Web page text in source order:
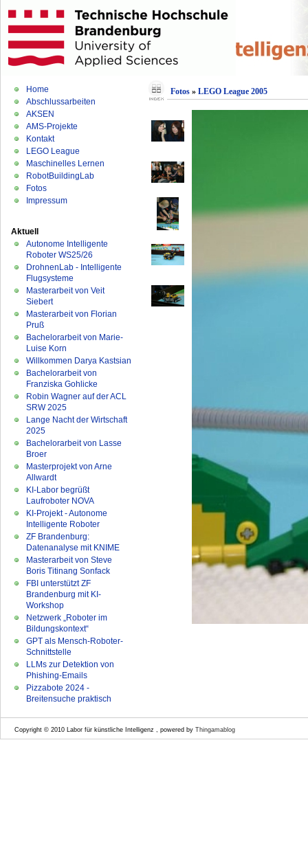
Home
Abschlussarbeiten
AKSEN
AMS-Projekte
Kontakt
LEGO League
Maschinelles Lernen
RobotBuildingLab
Fotos
Impressum
Aktuell
Autonome Intelligente
Roboter WS25/26
DrohnenLab - Intelligente
Flugsysteme
Masterarbeit von Veit
Siebert
Masterarbeit von Florian
Pruß
Bachelorarbeit von Marie-
Luise Korn
Willkommen Darya Kastsian
Bachelorarbeit von
Franziska Gohlicke
Robin Wagner auf der ACL
SRW 2025
Lange Nacht der Wirtschaft
2025
Bachelorarbeit von Lasse
Broer
Masterprojekt von Arne
Allwardt
KI-Labor begrüßt
Laufroboter NOVA
KI-Projekt - Autonome
Intelligente Roboter
ZF Brandenburg:
Datenanalyse mit KNIME
Masterarbeit von Steve
Boris Titinang Sonfack
FBI unterstützt ZF
Brandenburg mit KI-
Workshop
Netzwerk „Roboter im
Bildungskontext“
GPT als Mensch-Roboter-
Schnittstelle
LLMs zur Detektion von
Phishing-Emails
Pizzabote 2024 -
Breitensuche praktisch
Fotos» LEGO League 2005
Copyright © 2010 Labor für künstliche Intelligenz , powered by Thingamablog